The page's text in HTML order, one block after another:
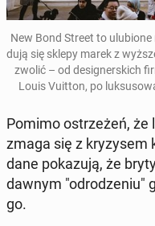
New Bond Street to
du­ją się sklepy marek z
zwo­lić – od de­si­gner­skich
Louis Vuitton, po
Pomimo ostrze­żeń, że
zmaga się z kry­zy­sem
dane po­ka­zu­ją, że
daw­nym "od­ro­dze­niu"
go.